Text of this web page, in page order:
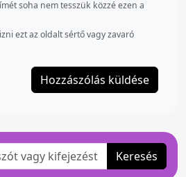
soha nem tesszük közzé ezen a
ezt az oldalt sértő vagy zavaró
Keresés